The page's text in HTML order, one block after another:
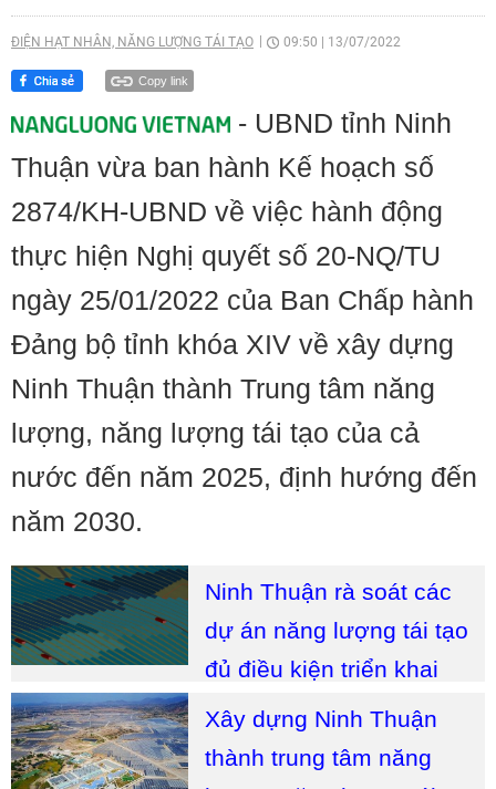
ĐIỆN HẠT NHÂN, NĂNG LƯỢNG TÁI TẠO 09:50 13/07/2022
Copy link
- UBND tỉnh Ninh
Thuận vừa ban hành Kế hoạch số
2874/KH-UBND về việc hành động
thực hiện Nghị quyết số 20-NQ/TU
ngày 25/01/2022 của Ban Chấp hành
Đảng bộ tỉnh khóa XIV về xây dựng
Ninh Thuận thành Trung tâm năng
lượng, năng lượng tái tạo của cả
nước đến năm 2025, định hướng đến
năm 2030.
Ninh Thuận rà soát các
dự án năng lượng tái tạo
đủ điều kiện triển khai
Xây dựng Ninh Thuận
thành trung tâm năng